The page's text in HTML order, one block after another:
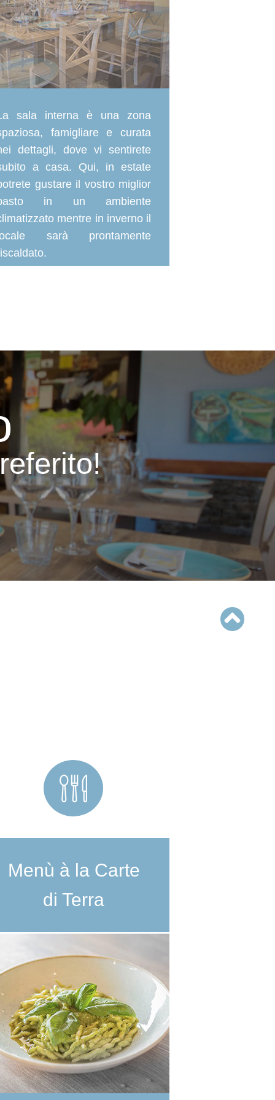
sala interna è una zona
famigliare e curata
dettagli, dove vi sentirete
a casa. Qui, in estate
gustare il vostro miglior
in un ambiente
mentre in inverno il
sarà prontamente
Menù à la Carte
di Terra